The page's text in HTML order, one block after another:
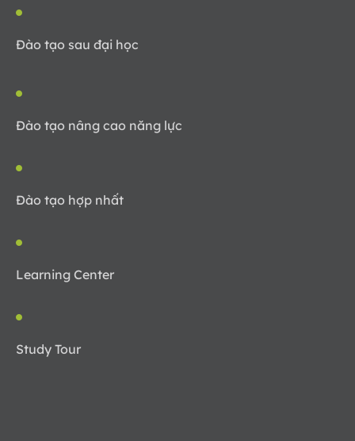
Đào tạo sau đại học
Đào tạo nâng cao năng lực
Đào tạo hợp nhất
Learning Center
Study Tour